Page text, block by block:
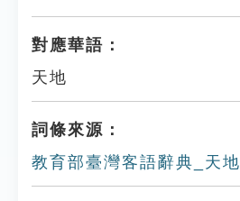
對應華語：
天地
詞條來源：
教育部臺灣客語辭典_天地